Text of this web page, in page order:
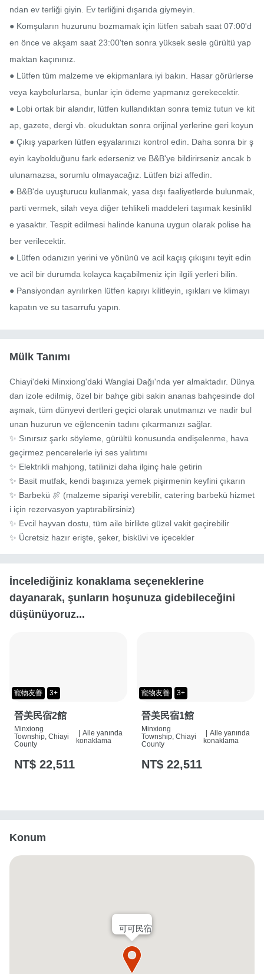
ndan ev terliği giyin. Ev terliğini dışarıda giymeyin.
● Komşuların huzurunu bozmamak için lütfen sabah saat 07:00'd
en önce ve akşam saat 23:00'ten sonra yüksek sesle gürültü yap
maktan kaçınınız.
● Lütfen tüm malzeme ve ekipmanlara iyi bakın. Hasar görürlerse
veya kaybolurlarsa, bunlar için ödeme yapmanız gerekecektir.
● Lobi ortak bir alandır, lütfen kullandıktan sonra temiz tutun ve kit
ap, gazete, dergi vb. okuduktan sonra orijinal yerlerine geri koyun
● Çıkış yaparken lütfen eşyalarınızı kontrol edin. Daha sonra bir ş
eyin kaybolduğunu fark ederseniz ve B&B'ye bildirirseniz ancak b
ulunamazsa, sorumlu olmayacağız. Lütfen bizi affedin.
● B&B'de uyuşturucu kullanmak, yasa dışı faaliyetlerde bulunmak,
parti vermek, silah veya diğer tehlikeli maddeleri taşımak kesinlikl
e yasaktır. Tespit edilmesi halinde kanuna uygun olarak polise ha
ber verilecektir.
● Lütfen odanızın yerini ve yönünü ve acil kaçış çıkışını teyit edin
ve acil bir durumda kolayca kaçabilmeniz için ilgili yerleri bilin.
● Pansiyondan ayrılırken lütfen kapıyı kilitleyin, ışıkları ve klimayı
kapatın ve su tasarrufu yapın.
Mülk Tanımı
Chiayi'deki Minxiong'daki Wanglai Dağı'nda yer almaktadır. Dünya
dan izole edilmiş, özel bir bahçe gibi sakin ananas bahçesinde dol
aşmak, tüm dünyevi dertleri geçici olarak unutmanızı ve nadir bul
unan huzurun ve eğlencenin tadını çıkarmanızı sağlar.
✨ Sınırsız şarkı söyleme, gürültü konusunda endişelenme, hava
geçirmez pencerelerle iyi ses yalıtımı
✨ Elektrikli mahjong, tatilinizi daha ilginç hale getirin
✨ Basit mutfak, kendi başınıza yemek pişirmenin keyfini çıkarın
✨ Barbekü 🍖 (malzeme siparişi verebilir, catering barbekü hizmet
i için rezervasyon yaptırabilirsiniz)
✨ Evcil hayvan dostu, tüm aile birlikte güzel vakit geçirebilir
✨ Ücretsiz hazır erişte, şeker, bisküvi ve içecekler
İncelediğiniz konaklama seçeneklerine
dayanarak, şunların hoşunuza gidebileceğini
düşünüyoruz...
寵物友善 3+
晉美民宿2館
Minxiong
Township, Chiayi
County
Aile yanında
konaklama
NT$ 22,511
寵物友善 3+
晉美民宿1館
Minxiong
Township, Chiayi
County
Aile yanında
konaklama
NT$ 22,511
Konum
可可民宿